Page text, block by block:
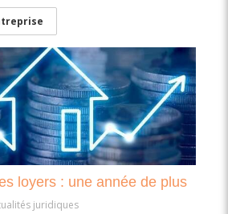
loyers : une année de plus
juridiques